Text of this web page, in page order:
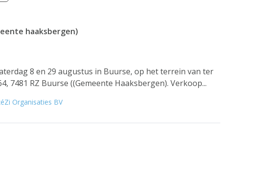
haaksbergen)
8 en 29 augustus in Buurse, op het terrein van ter
7481 RZ Buurse ((Gemeente Haaksbergen). Verkoop...
Organisaties BV